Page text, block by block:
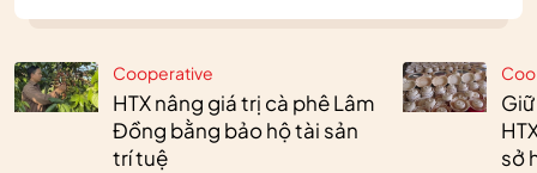
Cooperative
HTX nâng giá trị cà phê Lâm
Đồng bằng bảo hộ tài sản
trí tuệ
sở